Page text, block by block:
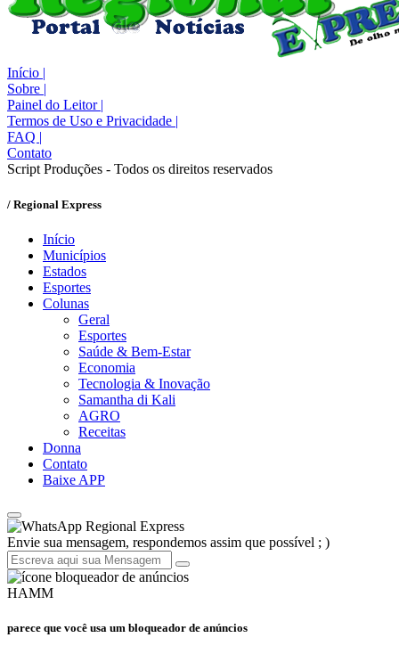
Início |
Sobre |
Painel do Leitor |
Termos de Uso e Privacidade |
FAQ |
Contato
Script Produções - Todos os direitos reservados
/ Regional Express
Início
Municípios
Estados
Esportes
Colunas
Geral
Esportes
Saúde & Bem-Estar
Economia
Tecnologia & Inovação
Samantha di Kali
AGRO
Receitas
Donna
Contato
Baixe APP
Regional Express
Envie sua mensagem, respondemos assim que possível ; )
HAMM
parece que você usa um bloqueador de anúncios